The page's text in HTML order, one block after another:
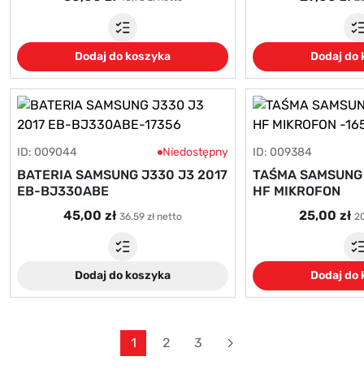
Dodaj do koszyka Dodaj do
ID: 009044 Niedostępny
BATERIA SAMSUNG J330 J3 2017
EB-BJ330ABE
45,00 zł 36,59 zł netto
Dodaj do koszyka
ID: 009384
TAŚMA
HF MIKROFON
25,00 zł
Dodaj do
1 2 3 Dalej